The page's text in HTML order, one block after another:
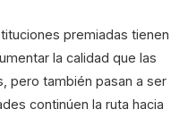
premiadas tienen
la calidad que las
pero también pasan a ser
continúen la ruta hacia